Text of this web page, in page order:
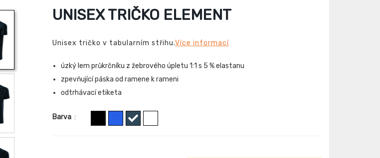
UNISEX TRIČKO ELEMENT
Unisex tričko v tabularním střihu.Více informací
úzký lem průkrčníku z žebrového úpletu 1:1 s 5 % elastanu
zpevňující páska od ramene k rameni
odtrhávací etiketa
Barva :